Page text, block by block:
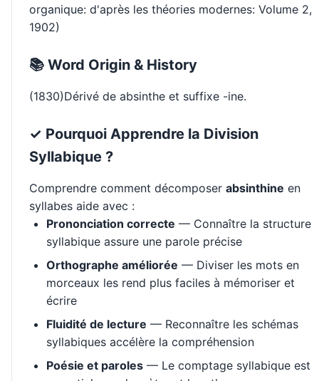
organique: d'après les théories modernes: Volume 2,
1902)
📚 Word Origin & History
(1830)Dérivé de absinthe et suffixe -ine.
✓ Pourquoi Apprendre la Division
Syllabique ?
Comprendre comment décomposer absinthine en
syllabes aide avec :
Prononciation correcte — Connaître la structure
syllabique assure une parole précise
Orthographe améliorée — Diviser les mots en
morceaux les rend plus faciles à mémoriser et
écrire
Fluidité de lecture — Reconnaître les schémas
syllabiques accélère la compréhension
Poésie et paroles — Le comptage syllabique est